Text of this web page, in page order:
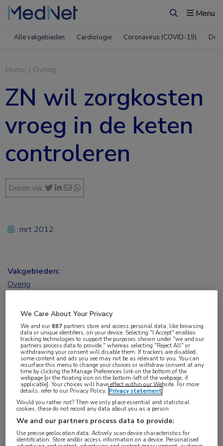
ZoekenMenu
Alle vakgebieden Cardiologie Coronavirus (COVID-19)
Home | Overig
ZN wil zorgkosten
vroeg in de keten
controleren
Delen via:
Zorgverzekeraars Nederland (ZN) vindt dat
controles op zorgkosten zo vroeg mogelijk in de
keten moeten plaatsvinden. Dat betekent dat
zorgaanbieders beter en vaker gecontroleerd
moeten worden.
Met die controles kunnen arbeidsintensieve en dure
materiële controles achteraf door zorgverzekeraars
mrt 2012
Vakgebieden:
Overig
We Care About Your Privacy
We and our887 partners store and access personal data, like browsing
data or unique identifiers, on your device. Selecting "I Accept" enables
tracking technologies to support the purposes shown under "we and our
partners process data to provide," whereas selecting "Reject All" or
withdrawing your consent will disable them. If trackers are disabled,
some content and ads you see may not be as relevant to you. You can
resurface this menu to change your choices or withdraw consent at any
time by clicking the Manage Preferences link on the bottom of the
webpage [or the floating icon on the bottom-left of the webpage, if
applicable]. Your choices will have effect within our Website. For more
details, refer to our Privacy Policy. Privacy statement
Would you rather not? Then we only place essential and statistical
cookies, these do not record any data about you as a person
We and our partners process data to provide:
Use precise geolocation data. Actively scan device characteristics for
identification. Store and/or access information on a device. Personalised